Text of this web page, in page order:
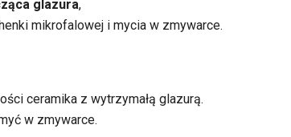
glazura,
mikrofalowej i mycia w zmywarce.
ceramika z wytrzymałą glazurą.
w zmywarce.